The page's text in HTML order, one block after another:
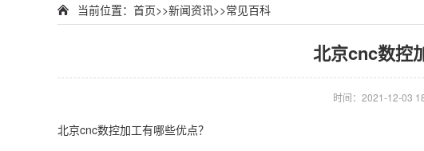
当前位置： 首页>>新闻资讯>>常见百科
北京cnc数控
时间：2021-12-03
北京cnc数控加工有哪些优点？